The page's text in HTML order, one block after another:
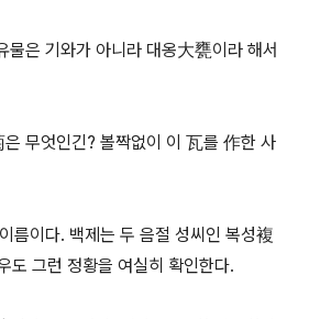
물은 기와가 아니라 대옹大甕이라 해서
무엇인긴? 볼짝없이 이 瓦를 作한 사
름이다. 백제는 두 음절 성씨인 복성複
도 그런 정황을 여실히 확인한다.